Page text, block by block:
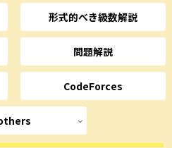
形式的べき級数解説
問題解説
CodeForces